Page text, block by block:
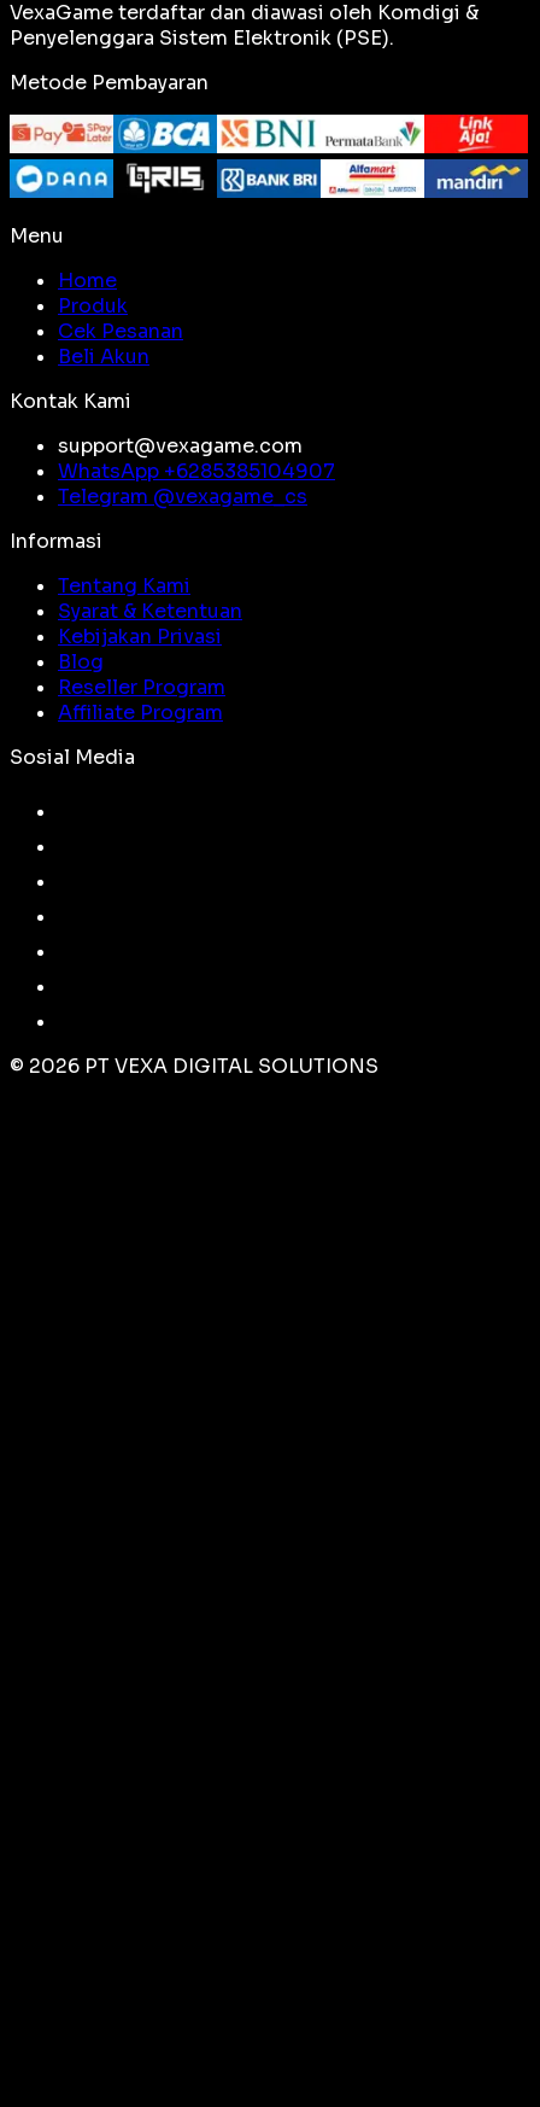
VexaGame terdaftar dan diawasi oleh Komdigi &
Penyelenggara Sistem Elektronik (PSE).
Metode Pembayaran
Menu
Home
Produk
Cek Pesanan
Beli Akun
Kontak Kami
support@vexagame.com
WhatsApp +6285385104907
Telegram @vexagame_cs
Informasi
Tentang Kami
Syarat & Ketentuan
Kebijakan Privasi
Blog
Reseller Program
Affiliate Program
Sosial Media
© 2026 PT VEXA DIGITAL SOLUTIONS